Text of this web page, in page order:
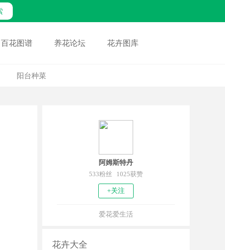
百花图谱 养花论坛 花卉图库
阳台种菜
阿姆斯特丹
533粉丝 1025获赞
+关注
爱花爱生活
花卉大全